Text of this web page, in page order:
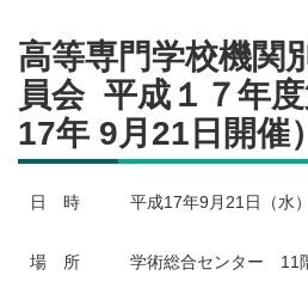
高等専門学校機関
員会 平成１７年
17年 9月21日開催）
日 時 平成17年9月21日（水
場 所 学術総合センター 11階